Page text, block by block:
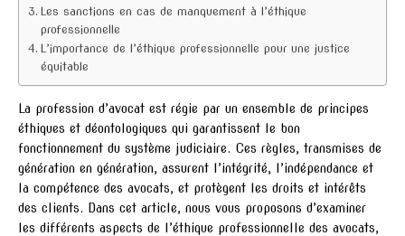
Les sanctions en cas de manquement à l’éthique
professionnelle
L’importance de l’éthique professionnelle pour une justice
équitable
La profession d’avocat est régie par un ensemble de principes
éthiques et déontologiques qui garantissent le bon
fonctionnement du système judiciaire. Ces règles, transmises de
génération en génération, assurent l’intégrité, l’indépendance et
la compétence des avocats, et protègent les droits et intérêts
des clients. Dans cet article, nous vous proposons d’examiner
les différents aspects de l’éthique professionnelle des avocats,